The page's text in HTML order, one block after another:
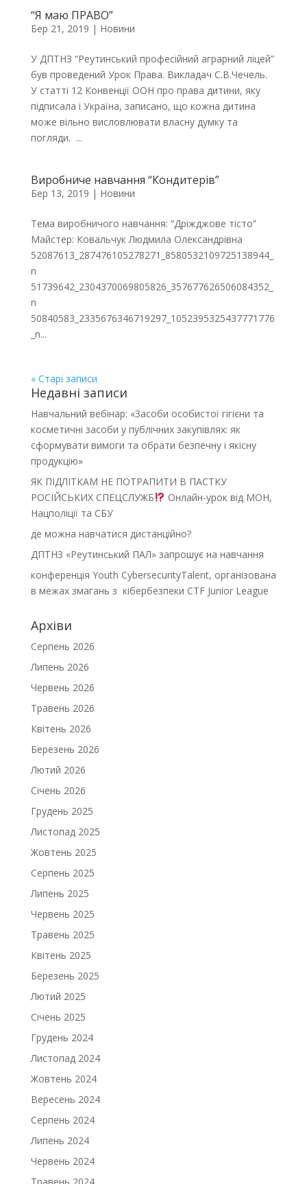
“Я маю ПРАВО”
Бер 21, 2019 | Новини
У ДПТНЗ “Реутинський професійний аграрний ліцей”
був проведений Урок Права. Викладач С.В.Чечель.
У статті 12 Конвенції ООН про права дитини, яку
підписала і Україна, записано, що кожна дитина
може вільно висловлювати власну думку та
погляди. ...
Виробниче навчання “Кондитерів”
Бер 13, 2019 | Новини
Тема виробничого навчання: “Дріжджове тісто”
Майстер: Ковальчук Людмила Олександрівна
52087613_287476105278271_8580532109725138944_
n
51739642_2304370069805826_357677626506084352_
n
50840583_2335676346719297_1052395325437771776
_n...
« Старі записи
Недавні записи
Навчальний вебінар: «Засоби особистої гігієни та
косметичні засоби у публічних закупівлях: як
сформувати вимоги та обрати безпечну і якісну
продукцію»
ЯК ПІДЛІТКАМ НЕ ПОТРАПИТИ В ПАСТКУ
РОСІЙСЬКИХ СПЕЦСЛУЖБ
Онлайн-урок від МОН,
Нацполіції та СБУ
де можна навчатися дистанційно?
ДПТНЗ «Реутинський ПАЛ» запрошує на навчання
конференція Youth CybersecurityTalent, організована
в межах змагань з кібербезпеки CTF Junior League
Архіви
Серпень 2026
Липень 2026
Червень 2026
Травень 2026
Квітень 2026
Березень 2026
Лютий 2026
Січень 2026
Грудень 2025
Листопад 2025
Жовтень 2025
Серпень 2025
Липень 2025
Червень 2025
Травень 2025
Квітень 2025
Березень 2025
Лютий 2025
Січень 2025
Грудень 2024
Листопад 2024
Жовтень 2024
Вересень 2024
Серпень 2024
Липень 2024
Червень 2024